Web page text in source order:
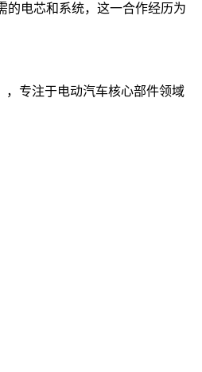
的电芯和系统，这一合作经历为
，专注于电动汽车核心部件领域